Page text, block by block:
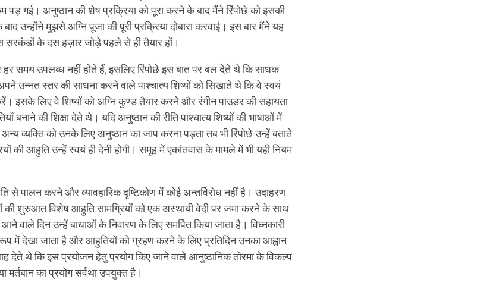
पड़ गई। अनुष्ठान की शेष प्रक्रिया को पूरा करने के बाद मैंने रिंपोछे को इसकी
उन्होंने मुझसे अग्नि पूजा की पूरी प्रक्रिया दोबारा करवाई। इस बार मैंने यह
सरकंडों के दस हज़ार जोड़े पहले से ही तैयार हों।
हर समय उपलब्ध नहीं होते हैं, इसलिए रिंपोछे इस बात पर बल देते थे कि साधक
उन्नत स्तर की साधना करने वाले पाश्चात्य शिष्यों को सिखाते थे कि वे स्वयं
इसके लिए वे शिष्यों को अग्नि कुण्ड तैयार करने और रंगीन पाउडर की सहायता
बनाने की शिक्षा देते थे। यदि अनुष्ठान की रीति पाश्चात्य शिष्यों की भाषाओं में
व्यक्ति को उनके लिए अनुष्ठान का जाप करना पड़ता तब भी रिंपोछे उन्हें बताते
की आहुति उन्हें स्वयं ही देनी होगी। समूह में एकांतवास के मामले में भी यही नियम
से पालन करने और व्यावहारिक दृष्टिकोण में कोई अन्तर्विरोध नहीं है। उदाहरण
की शुरुआत विशेष आहुति सामग्रियों को एक अस्थायी वेदी पर जमा करने के साथ
वाले दिन उन्हें बाधाओं के निवारण के लिए समर्पित किया जाता है। विघ्नकारी
में देखा जाता है और आहुतियों को ग्रहण करने के लिए प्रतिदिन उनका आह्वान
देते थे कि इस प्रयोजन हेतु प्रयोग किए जाने वाले आनुष्ठानिक तोरमा के विकल्प
का प्रयोग सर्वथा उपयुक्त है।